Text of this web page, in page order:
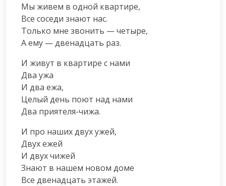
Мы живем в одной квартире,
Все соседи знают нас.
Только мне звонить — четыре,
А ему — двенадцать раз.
И живут в квартире с нами
Два ужа
И два ежа,
Целый день поют над нами
Два приятеля-чижа.
И про наших двух ужей,
Двух ежей
И двух чижей
Знают в нашем новом доме
Все двенадцать этажей.